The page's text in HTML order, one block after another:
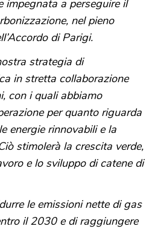
impegnata a perseguire il
nel pieno
di Parigi.
strategia di
in stretta collaborazione
con i quali abbiamo
per quanto riguarda
energie rinnovabili e la
stimolerà la crescita verde,
e lo sviluppo di catene di
le emissioni nette di gas
il 2030 e di raggiungere